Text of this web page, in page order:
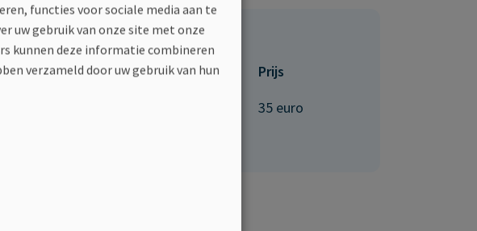
Prijs
35 euro
functies voor sociale media aan te
uw gebruik van onze site met onze
kunnen deze informatie combineren
verzameld door uw gebruik van hun